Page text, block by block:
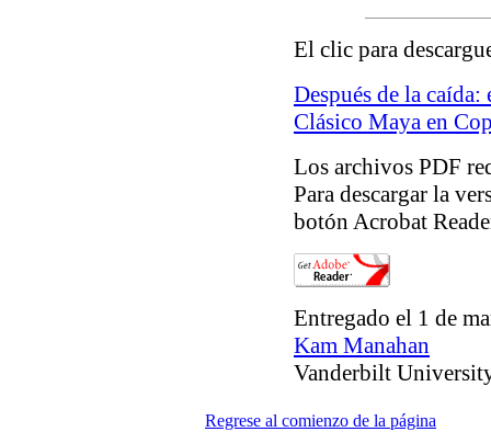
El clic para
Después de la
Clásico Maya en
Los archivos PDF
Para descargar la
botón Acrobat
Entregado el 1 de
Kam Manahan
Vanderbilt
Regrese al comienzo de la página